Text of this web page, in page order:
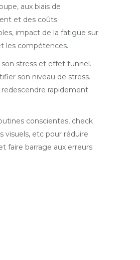
aux biais de
et des coûts
impact de la fatigue sur
les compétences.
son stress et effet tunnel.
son niveau de stress.
redescendre rapidement
conscientes, check
visuels, etc pour réduire
faire barrage aux erreurs